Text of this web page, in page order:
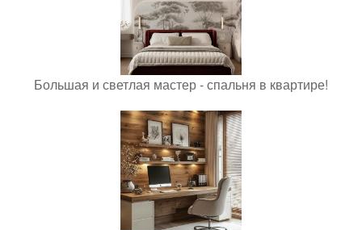
Большая и светлая мастер - спальня в квартире!